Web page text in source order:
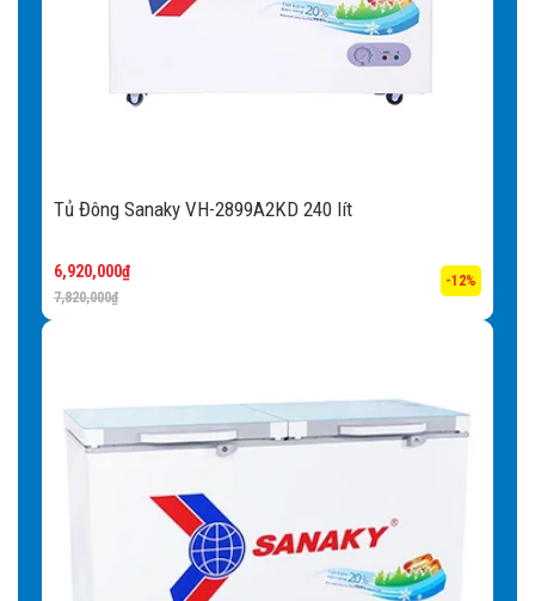
Tủ Đông Sanaky VH-2899A2KD 240 lít
7,820,000₫
6,920,000₫
-12%